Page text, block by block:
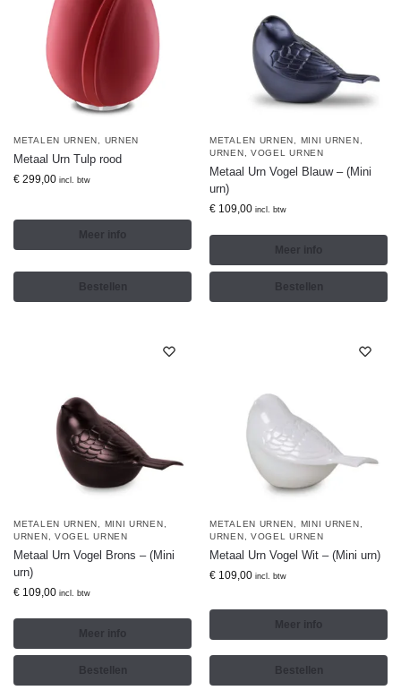
METALEN URNEN URNEN
Metaal Urn Tulp rood
€ 299,00 incl. btw
Meer info
Bestellen
METALEN URNEN MINI URNEN
URNEN
VOGEL URNEN
Metaal Urn Vogel Blauw – (Mini
urn)
€ 109,00 incl. btw
Meer info
Bestellen
METALEN URNEN MINI URNEN
URNEN
VOGEL URNEN
Metaal Urn Vogel Brons – (Mini
urn)
€ 109,00 incl. btw
Meer info
Bestellen
METALEN URNEN MINI URNEN
URNEN
VOGEL URNEN
Metaal Urn Vogel Wit – (Mini urn)
€ 109,00 incl. btw
Meer info
Bestellen